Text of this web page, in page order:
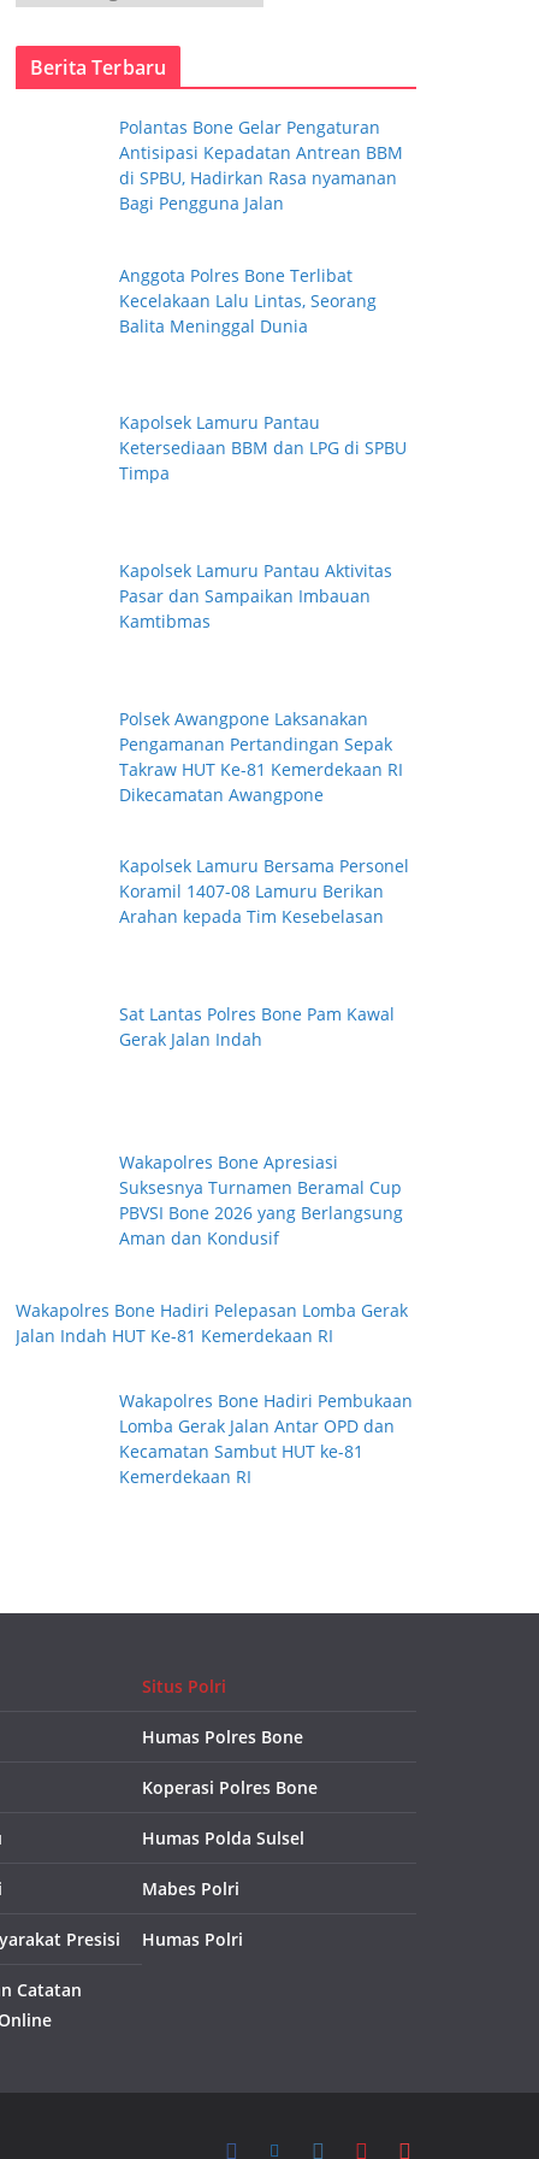
a
t
Berita Terbaru
Polantas Bone Gelar Pengaturan
Antisipasi Kepadatan Antrean BBM
di SPBU, Hadirkan Rasa nyamanan
Bagi Pengguna Jalan
Anggota Polres Bone Terlibat
Kecelakaan Lalu Lintas, Seorang
Balita Meninggal Dunia
Kapolsek Lamuru Pantau
Ketersediaan BBM dan LPG di SPBU
Timpa
Kapolsek Lamuru Pantau Aktivitas
Pasar dan Sampaikan Imbauan
Kamtibmas
Polsek Awangpone Laksanakan
Pengamanan Pertandingan Sepak
Takraw HUT Ke-81 Kemerdekaan RI
Dikecamatan Awangpone
Kapolsek Lamuru Bersama Personel
Koramil 1407-08 Lamuru Berikan
Arahan kepada Tim Kesebelasan
Sat Lantas Polres Bone Pam Kawal
Gerak Jalan Indah
Wakapolres Bone Apresiasi
Suksesnya Turnamen Beramal Cup
PBVSI Bone 2026 yang Berlangsung
Aman dan Kondusif
Wakapolres Bone Hadiri Pelepasan Lomba Gerak
Jalan Indah HUT Ke-81 Kemerdekaan RI
Wakapolres Bone Hadiri Pembukaan
Lomba Gerak Jalan Antar OPD dan
Kecamatan Sambut HUT ke-81
Kemerdekaan RI
Presisi
Catatan
Situs Polri
Humas Polres Bone
Koperasi Polres Bone
Humas Polda Sulsel
Mabes Polri
Humas Polri